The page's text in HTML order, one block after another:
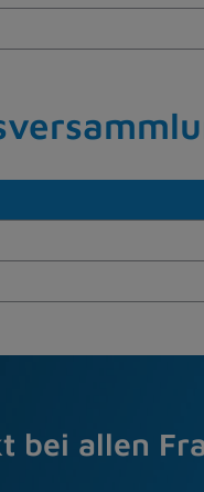
bei allen